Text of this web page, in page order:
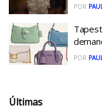
POR
POR
Últimas